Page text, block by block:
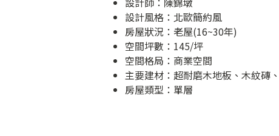
設計風格：北歐簡約風
房屋狀況：老屋(16~30年)
空間坪數：145/坪
空間格局：商業空間
主要建材：超耐磨木地板、木紋磚
房屋類型：單層